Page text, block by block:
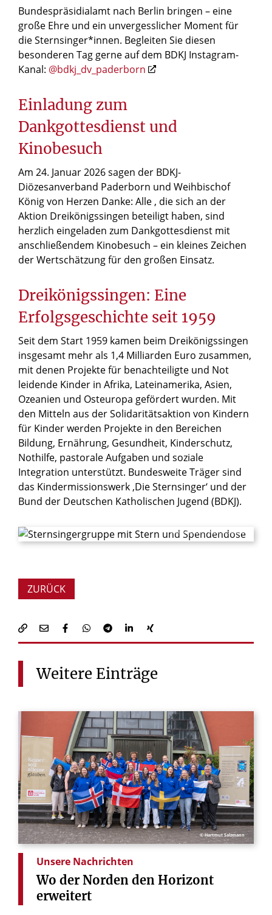
© Mika Väisänen / M@RS MediaPortal
Bundespräsidialamt nach Berlin bringen – eine
große Ehre und ein unvergesslicher Moment für
die Sternsinger*innen. Begleiten Sie diesen
besonderen Tag gerne auf dem BDKJ Instagram-
Kanal: @bdkj_dv_paderborn
Einladung zum
Dankgottesdienst und
Kinobesuch
Am 24. Januar 2026 sagen der BDKJ-
Diözesanverband Paderborn und Weihbischof
König von Herzen Danke: Alle , die sich an der
Aktion Dreikönigssingen beteiligt haben, sind
herzlich eingeladen zum Dankgottesdienst mit
anschließendem Kinobesuch – ein kleines Zeichen
der Wertschätzung für den großen Einsatz.
Dreikönigssingen: Eine
Erfolgsgeschichte seit 1959
Seit dem Start 1959 kamen beim Dreikönigssingen
insgesamt mehr als 1,4 Milliarden Euro zusammen,
mit denen Projekte für benachteiligte und Not
leidende Kinder in Afrika, Lateinamerika, Asien,
Ozeanien und Osteuropa gefördert wurden. Mit
den Mitteln aus der Solidaritätsaktion von Kindern
für Kinder werden Projekte in den Bereichen
Bildung, Ernährung, Gesundheit, Kinderschutz,
Nothilfe, pastorale Aufgaben und soziale
Integration unterstützt. Bundesweite Träger sind
das Kindermissionswerk ‚Die Sternsinger‘ und der
Bund der Deutschen Katholischen Jugend (BDKJ).
ZURÜCK
Weitere Einträge
© Hartmut Salzmann
Unsere Nachrichten
Wo der Norden den Horizont
erweitert